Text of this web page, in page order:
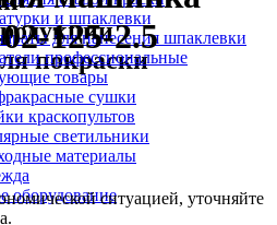
покраски
и шпаклевки
для нанесения шпаклевки
профессиональные
товары
сушки
краскопультов
светильники
материалы
оборудование
125-2.5
ситуацией, уточняйте